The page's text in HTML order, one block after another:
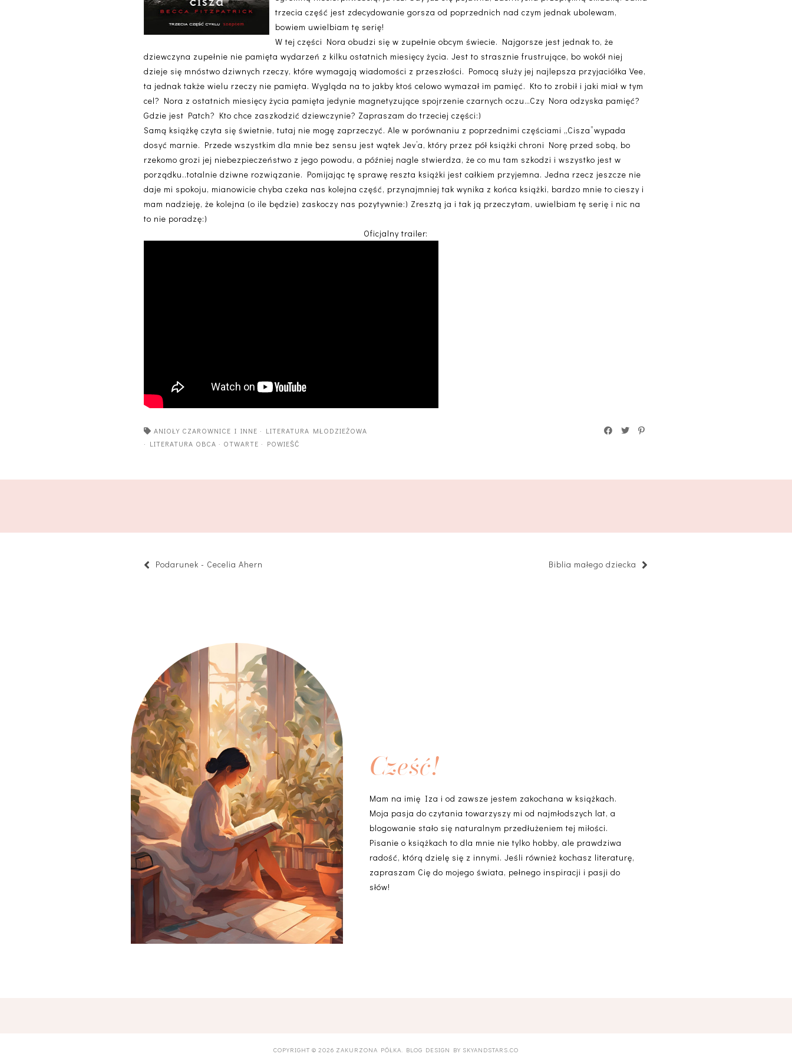
trzecia część jest zdecydowanie gorsza od poprzednich nad czym jednak ubolewam,
bowiem uwielbiam tę serię!
W tej części Nora obudzi się w zupełnie obcym świecie. Najgorsze jest jednak to, że
dziewczyna zupełnie nie pamięta wydarzeń z kilku ostatnich miesięcy życia. Jest to strasznie frustrujące, bo wokół niej
dzieje się mnóstwo dziwnych rzeczy, które wymagają wiadomości z przeszłości. Pomocą służy jej najlepsza przyjaciółka Vee,
ta jednak także wielu rzeczy nie pamięta. Wygląda na to jakby ktoś celowo wymazał im pamięć. Kto to zrobił i jaki miał w tym
cel? Nora z ostatnich miesięcy życia pamięta jedynie magnetyzujące spojrzenie czarnych oczu…Czy Nora odzyska pamięć?
Gdzie jest Patch? Kto chce zaszkodzić dziewczynie? Zapraszam do trzeciej części:)
Samą książkę czyta się świetnie, tutaj nie mogę zaprzeczyć. Ale w porównaniu z poprzednimi częściami „Cisza”wypada
dosyć marnie. Przede wszystkim dla mnie bez sensu jest wątek Jev’a, który przez pół książki chroni Norę przed sobą, bo
rzekomo grozi jej niebezpieczeństwo z jego powodu, a później nagle stwierdza, że co mu tam szkodzi i wszystko jest w
porządku..totalnie dziwne rozwiązanie. Pomijając tę sprawę reszta książki jest całkiem przyjemna. Jedna rzecz jeszcze nie
daje mi spokoju, mianowicie chyba czeka nas kolejna część, przynajmniej tak wynika z końca książki, bardzo mnie to cieszy i
mam nadzieję, że kolejna (o ile będzie) zaskoczy nas pozytywnie:) Zresztą ja i tak ją przeczytam, uwielbiam tę serię i nic na
to nie poradzę:)
Oficjalny trailer:
ANIOŁY CZAROWNICE I INNE · LITERATURA MŁODZIEŻOWA
· LITERATURA OBCA · OTWARTE · POWIEŚĆ
Podarunek - Cecelia Ahern Biblia małego dziecka
Cześć!
Mam na imię Iza i od zawsze jestem zakochana w książkach.
Moja pasja do czytania towarzyszy mi od najmłodszych lat, a
blogowanie stało się naturalnym przedłużeniem tej miłości.
Pisanie o książkach to dla mnie nie tylko hobby, ale prawdziwa
radość, którą dzielę się z innymi. Jeśli również kochasz literaturę,
zapraszam Cię do mojego świata, pełnego inspiracji i pasji do
słów!
COPYRIGHT © 2026 ZAKURZONA PÓŁKA . BLOG DESIGN BY SKYANDSTARS.CO